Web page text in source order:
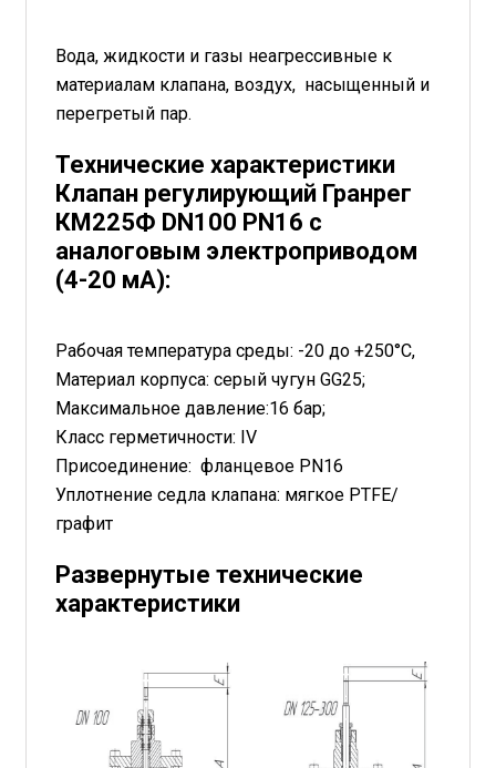
Вода, жидкости и газы неагрессивные к
материалам клапана, воздух, насыщенный и
перегретый пар.
Технические характеристики
Клапан регулирующий Гранрег
КМ225Ф DN100 PN16 с
аналоговым электроприводом
(4-20 мА):
Рабочая температура среды: -20 до +250°С,
Материал корпуса: серый чугун GG25;
Максимальное давление:16 бар;
Класс герметичности: IV
Присоединение: фланцевое PN16
Уплотнение седла клапана: мягкое PTFE/
графит
Развернутые технические
характеристики